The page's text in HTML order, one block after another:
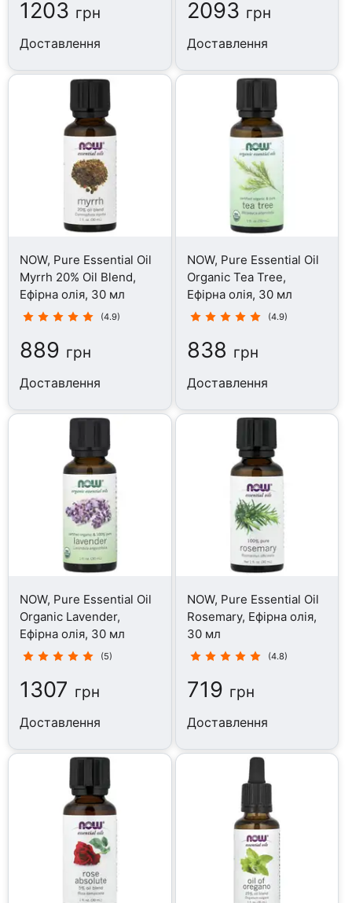
1203 грн
Доставлення
2093 грн
Доставлення
NOW, Pure Essential Oil
Myrrh 20% Oil Blend,
Ефірна олія, 30 мл
(4.9)
889 грн
Доставлення
NOW, Pure Essential Oil
Organic Tea Tree,
Ефірна олія, 30 мл
(4.9)
838 грн
Доставлення
NOW, Pure Essential Oil
Organic Lavender,
Ефірна олія, 30 мл
(5)
1307 грн
Доставлення
NOW, Pure Essential Oil
Rosemary, Ефірна олія,
30 мл
(4.8)
719 грн
Доставлення